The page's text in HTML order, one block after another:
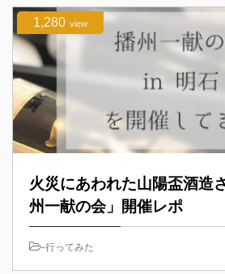
1,280 view
火災にあわれた山陽盃酒造
州一献の会」開催レポ
-行ってみた